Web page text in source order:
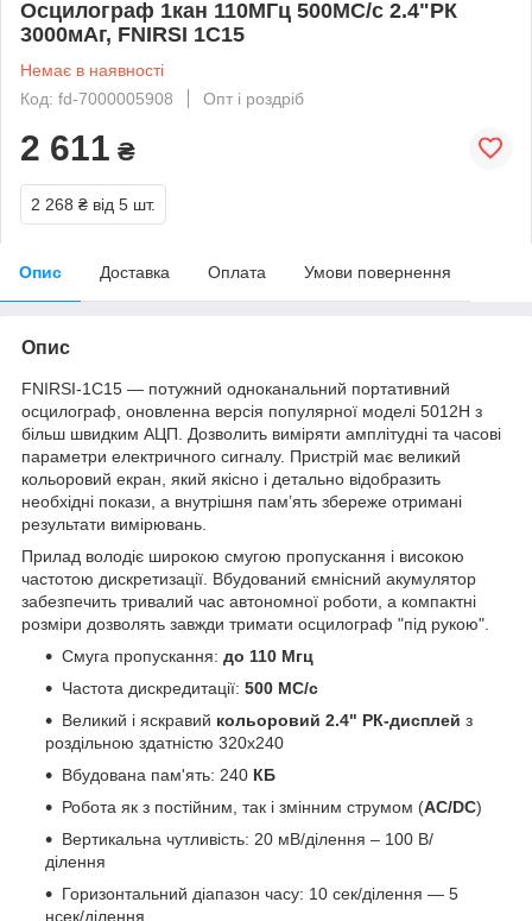
Осцилограф 1кан 110МГц 500МС/с 2.4"РК
3000мАг, FNIRSI 1C15
Немає в наявності
Код: fd-7000005908
Опт і роздріб
2 611 ₴
2 268 ₴ від 5 шт.
Опис Доставка Оплата Умови повернення
Опис
FNIRSI-1C15 — потужний одноканальний портативний
осцилограф, оновленна версія популярної моделі 5012H з
більш швидким АЦП. Дозволить виміряти амплітудні та часові
параметри електричного сигналу. Пристрій має великий
кольоровий екран, який якісно і детально відобразить
необхідні покази, а внутрішня пам’ять збереже отримані
результати вимірювань.
Прилад володіє широкою смугою пропускання і високою
частотою дискретизації. Вбудований ємнісний акумулятор
забезпечить тривалий час автономної роботи, а компактні
розміри дозволять завжди тримати осцилограф "під рукою".
Смуга пропускання: до 110 Мгц
Частота дискредитації: 500 МС/с
Великий і яскравий кольоровий 2.4" РК-дисплей з
роздільною здатністю 320х240
Вбудована пам'ять: 240 КБ
Робота як з постійним, так і змінним струмом (AC/DC)
Вертикальна чутливість: 20 мВ/ділення – 100 В/
ділення
Горизонтальний діапазон часу: 10 сек/ділення — 5
нсек/ділення